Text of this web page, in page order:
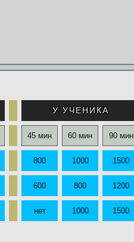
У УЧЕНИКА
45 мин 60 мин 90 мин
800 1000 1500
600 800 1200
нет 1000 1500